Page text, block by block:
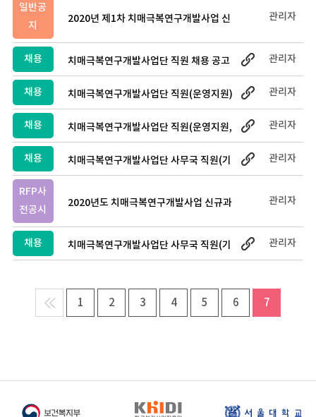
일반공
지
2020년 제1차 치매극복연구개발사업 신
평가 추진일정 안내
관리자
채용
치매극복연구개발사업단 직원 채용 공고
(마감)
관리자
채용
치매극복연구개발사업단 직원(운영지원)
채용 공고 (마감)
관리자
채용
치매극복연구개발사업단 직원(운영지원,
기간제) 채용 공고 (마감)
관리자
채용
치매극복연구개발사업단 사무국 직원(기
간제) 채용 공고 (마감)
관리자
RFP사
전공시
2020년도 치매극복연구개발사업 신규과
관리자
채용
치매극복연구개발사업단 사무국 직원(기
간제) 채용 공고 (마감)
관리자
1 2 3 4 5 6 7